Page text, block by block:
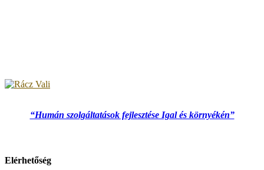
“Humán szolgáltatások fejlesztése Igal és környékén”
Elérhetőség